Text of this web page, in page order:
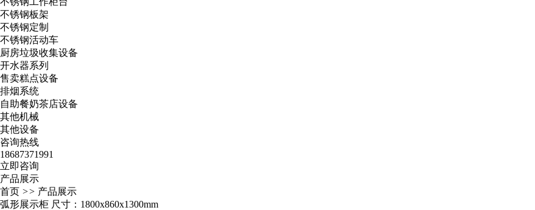
不锈钢板架
不锈钢定制
不锈钢活动车
厨房垃圾收集设备
开水器系列
售卖糕点设备
排烟系统
自助餐奶茶店设备
其他机械
其他设备
咨询热线
18687371991
立即咨询
产品展示
首页 >> 产品展示
弧形展示柜 尺寸：1800x860x1300mm